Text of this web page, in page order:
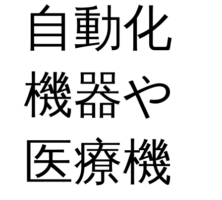
自動化
機器や
医療機